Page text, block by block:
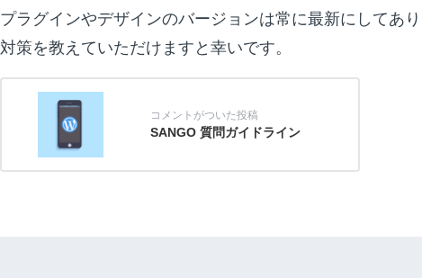
プラグインやデザインのバージョンは常に最新にしてあり
対策を教えていただけますと幸いです。
SANGO 質問ガイドライン